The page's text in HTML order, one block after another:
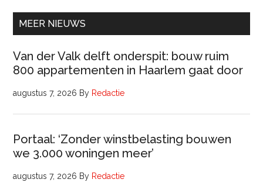
MEER NIEUWS
Van der Valk delft onderspit: bouw ruim
800 appartementen in Haarlem gaat door
augustus 7, 2026 By Redactie
Portaal: ‘Zonder winstbelasting bouwen
we 3.000 woningen meer’
augustus 7, 2026 By Redactie